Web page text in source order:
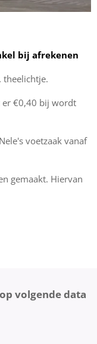
bij afrekenen
theelichtje.
er €0,40 bij wordt
voetzaak vanaf
gemaakt. Hiervan
volgende data